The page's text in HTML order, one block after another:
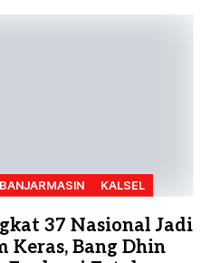
BANJARMASIN KALSEL
37 Nasional Jadi
Keras, Bang Dhin